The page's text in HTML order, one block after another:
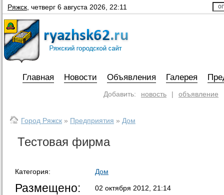
Ряжск четверг 6 августа 2026, 22:11
Главная Новости Объявления Галерея
Добавить: новость | объявление
Город Ряжск » Предприятия » Дом
Тестовая фирма
Категория: Дом
Размещено: 02 октября 2012, 21:14